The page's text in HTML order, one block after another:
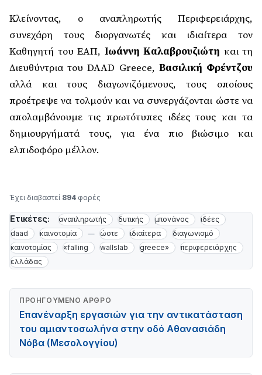
Κλείνοντας, ο αναπληρωτής Περιφερειάρχης,
συνεχάρη τους διοργανωτές και ιδιαίτερα τον
Καθηγητή του ΕΑΠ, Ιωάννη Καλαβρουζιώτη και τη
Διευθύντρια του DAAD Greece, Βασιλική Φρέντζου
αλλά και τους διαγωνιζόμενους, τους οποίους
προέτρεψε να τολμούν και να συνεργάζονται ώστε να
απολαμβάνουμε τις πρωτότυπες ιδέες τους και τα
δημιουργήματά τους, για ένα πιο βιώσιμο και
ελπιδοφόρο μέλλον.
Έχει διαβαστεί 894 φορές
Ετικέτες: αναπληρωτής δυτικής μπονάνος
ιδέες
daad
καινοτομία ώστε ιδιαίτερα
διαγωνισμό
καινοτομίας
«falling wallslab greece»
περιφερειάρχης
ελλάδας
ΠΡΟΗΓΟΎΜΕΝΟ ΆΡΘΡΟ
Επανέναρξη εργασιών για την αντικατάσταση
του αμιαντοσωλήνα στην οδό Αθανασιάδη
Νόβα (Μεσολογγίου)